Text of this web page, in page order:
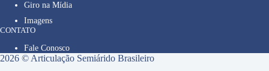
Giro na Mídia
Imagens
CONTATO
Fale Conosco
2026 © Articulação Semiárido Brasileiro